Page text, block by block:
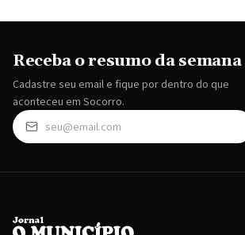
Receba o resumo da semana
Cadastre seu email e fique por dentro do que
aconteceu em Socorro.